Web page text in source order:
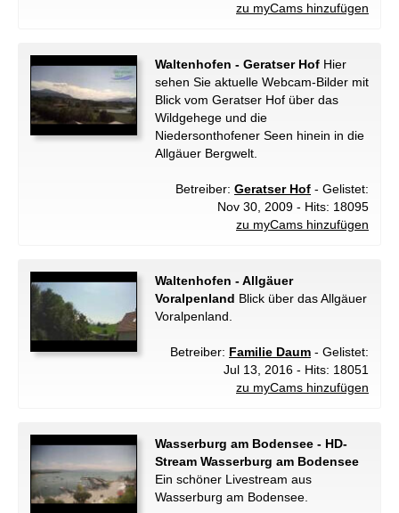
zu myCams hinzufügen
Waltenhofen - Geratser Hof Hier
sehen Sie aktuelle Webcam-Bilder mit
Blick vom Geratser Hof über das
Wildgehege und die
Niedersonthofener Seen hinein in die
Allgäuer Bergwelt.
Betreiber: Geratser Hof - Gelistet:
Nov 30, 2009 - Hits: 18095
zu myCams hinzufügen
Waltenhofen - Allgäuer
Voralpenland Blick über das Allgäuer
Voralpenland.
Betreiber: Familie Daum - Gelistet:
Jul 13, 2016 - Hits: 18051
zu myCams hinzufügen
Wasserburg am Bodensee - HD-
Stream Wasserburg am Bodensee
Ein schöner Livestream aus
Wasserburg am Bodensee.